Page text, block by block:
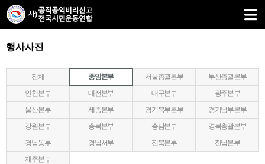
행사사진
전체 중앙본부 서울총괄본부
부산총괄본부
인천본부
대전본부 대구본부
광주본부
울산본부
세종본부 경기북부본부
경기남부본부
강원본부
충북본부 충남본부
경북총괄본부
경남동부
경남서부 전북본부
전남본부
제주본부